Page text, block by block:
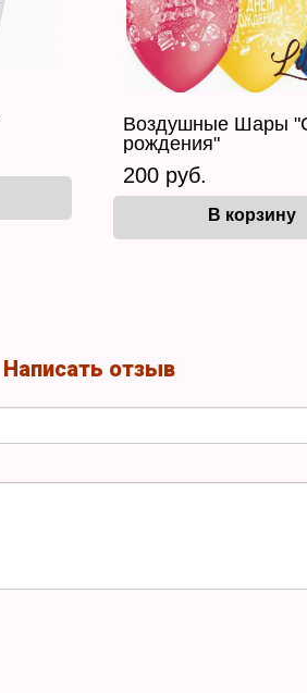
Воздушные Шары
рождения"
200 руб.
В корзину
Написать отзыв